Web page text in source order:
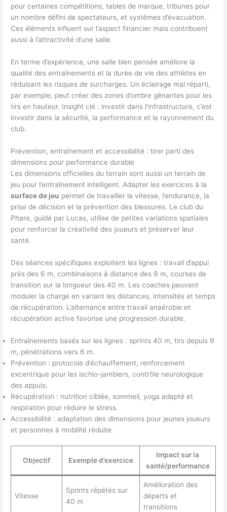
pour certaines compétitions, tables de marque, tribunes pour
un nombre défini de spectateurs, et systèmes d’évacuation.
Ces éléments influent sur l’aspect financier mais contribuent
aussi à l’attractivité d’une salle.
En terme d’expérience, une salle bien pensée améliore la
qualité des entraînements et la durée de vie des athlètes en
réduisant les risques de surcharges. Un éclairage mal réparti,
par exemple, peut créer des zones d’ombre gênantes pour les
tirs en hauteur. Insight clé : investir dans l’infrastructure, c’est
investir dans la sécurité, la performance et le rayonnement du
club.
Prévention, entraînement et accessibilité : tirer parti des
dimensions pour performance durable
Les dimensions officielles du terrain sont aussi un terrain de
jeu pour l’entraînement intelligent. Adapter les exercices à la
surface de jeu permet de travailler la vitesse, l’endurance, la
prise de décision et la prévention des blessures. Le club du
Phare, guidé par Lucas, utilise de petites variations spatiales
pour renforcer la créativité des joueurs et préserver leur
santé.
Des séances spécifiques exploitent les lignes : travail d’appui
près des 6 m, combinaisons à distance des 9 m, courses de
transition sur la longueur des 40 m. Les coaches peuvent
moduler la charge en variant les distances, intensités et temps
de récupération. L’alternance entre travail anaérobie et
récupération active favorise une progression durable.
Entraînements basés sur les lignes : sprints 40 m, tirs depuis 9
m, pénétrations vers 6 m.
Prévention : protocole d’échauffement, renforcement
excentrique pour les ischio-jambiers, contrôle neurologique
des appuis.
Récupération : nutrition ciblée, sommeil, yoga adapté et
respiration pour réduire le stress.
Accessibilité : adaptation des dimensions pour jeunes joueurs
et personnes à mobilité réduite.
Objectif Exemple d’exercice
Impact sur la
santé/performance
Vitesse
Sprints répétés sur
40 m
Amélioration des
départs et
transitions